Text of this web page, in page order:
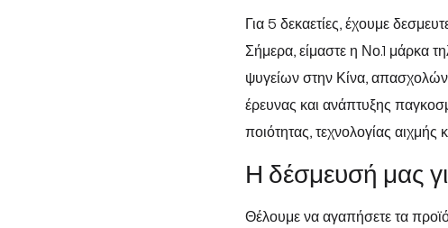
Για 5 δεκαετίες, έχουμε
Σήμερα, είμαστε η Νο.1 μάρκα
ψυγείων στην Κίνα,
έρευνας και ανάπτυξης
ποιότητας, τεχνολογίας
Η δέσμευσή μας
Θέλουμε να αγαπήσετε τα